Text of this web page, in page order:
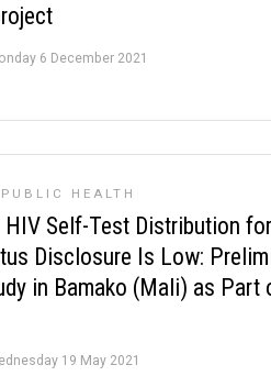
6 December 2021
HEALTH
Self-Test Distribution
Disclosure Is Low:
in Bamako (Mali) as Part
19 May 2021